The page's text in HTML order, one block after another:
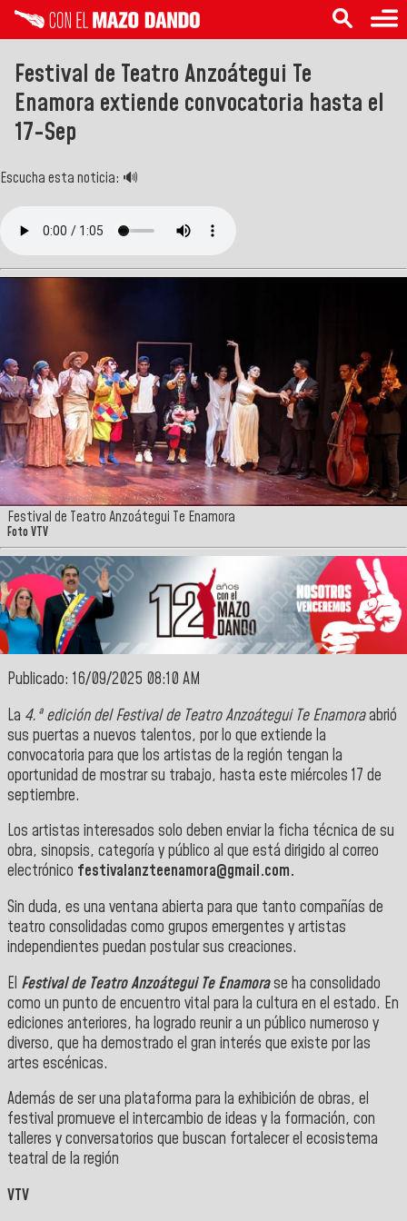
Festival de Teatro Anzoátegui Te
Enamora extiende convocatoria hasta el
17-Sep
Escucha esta noticia: 🔊
Festival de Teatro Anzoátegui Te Enamora
Foto VTV
Publicado: 16/09/2025 08:10 AM
La 4.ª edición del Festival de Teatro Anzoátegui Te Enamoraabrió
sus puertas a nuevos talentos, por lo que extiende la
convocatoria para que los artistas de la región tengan la
oportunidad de mostrar su trabajo, hasta este miércoles 17 de
septiembre.
Los artistas interesados solo deben enviar la ficha técnica de su
obra, sinopsis, categoría y público al que está dirigido al correo
electrónico festivalanzteenamora@gmail.com.
Sin duda, es una ventana abierta para que tanto compañías de
teatro consolidadas como grupos emergentes y artistas
independientes puedan postular sus creaciones.
El Festival de Teatro Anzoátegui Te Enamorase ha consolidado
como un punto de encuentro vital para la cultura en el estado. En
ediciones anteriores, ha logrado reunir a un público numeroso y
diverso, que ha demostrado el gran interés que existe por las
artes escénicas.
Además de ser una plataforma para la exhibición de obras, el
festival promueve el intercambio de ideas y la formación, con
talleres y conversatorios que buscan fortalecer el ecosistema
teatral de la región
VTV